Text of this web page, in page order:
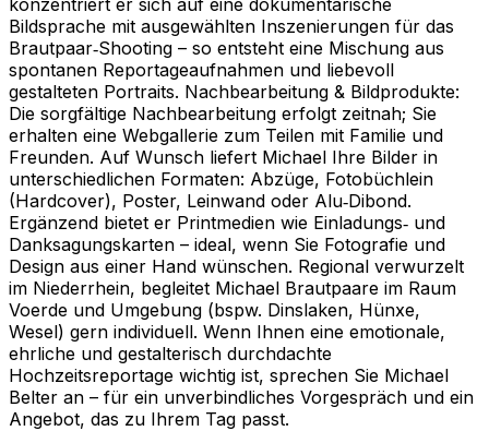
Bildsprache mit ausgewählten Inszenierungen für das
Brautpaar‑Shooting – so entsteht eine Mischung aus
spontanen Reportageaufnahmen und liebevoll
gestalteten Portraits. Nachbearbeitung & Bildprodukte:
Die sorgfältige Nachbearbeitung erfolgt zeitnah; Sie
erhalten eine Webgallerie zum Teilen mit Familie und
Freunden. Auf Wunsch liefert Michael Ihre Bilder in
unterschiedlichen Formaten: Abzüge, Fotobüchlein
(Hardcover), Poster, Leinwand oder Alu‑Dibond.
Ergänzend bietet er Printmedien wie Einladungs‑ und
Danksagungskarten – ideal, wenn Sie Fotografie und
Design aus einer Hand wünschen. Regional verwurzelt
im Niederrhein, begleitet Michael Brautpaare im Raum
Voerde und Umgebung (bspw. Dinslaken, Hünxe,
Wesel) gern individuell. Wenn Ihnen eine emotionale,
ehrliche und gestalterisch durchdachte
Hochzeitsreportage wichtig ist, sprechen Sie Michael
Belter an – für ein unverbindliches Vorgespräch und ein
Angebot, das zu Ihrem Tag passt.